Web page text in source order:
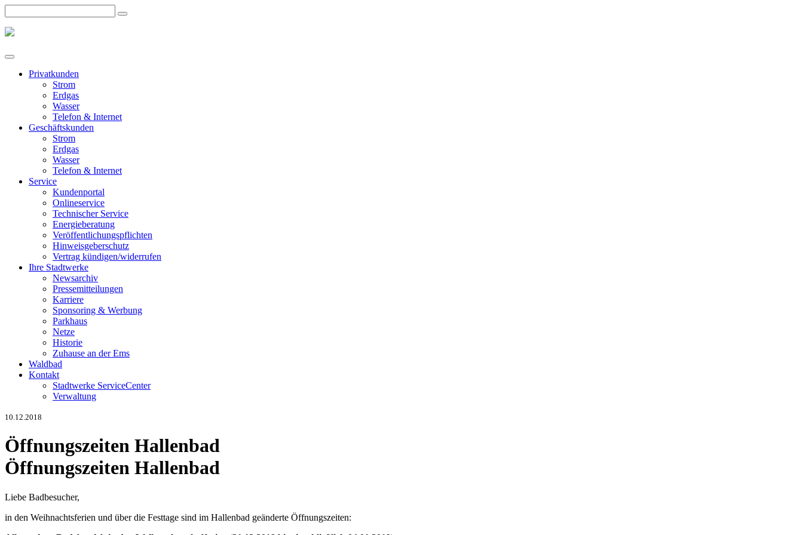
Privatkunden
Strom
Erdgas
Wasser
Telefon & Internet
Geschäftskunden
Strom
Erdgas
Wasser
Telefon & Internet
Service
Kundenportal
Onlineservice
Technischer Service
Energieberatung
Veröffentlichungspflichten
Hinweisgeberschutz
Vertrag kündigen/widerrufen
Ihre Stadtwerke
Newsarchiv
Pressemitteilungen
Karriere
Sponsoring & Werbung
Parkhaus
Netze
Historie
Zuhause an der Ems
Waldbad
Kontakt
Stadtwerke ServiceCenter
Verwaltung
10.12.2018
Öffnungszeiten Hallenbad
Öffnungszeiten Hallenbad
Liebe Badbesucher,
in den Weihnachtsferien und über die Festtage sind im Hallenbad geänderte Öffnungszeiten: